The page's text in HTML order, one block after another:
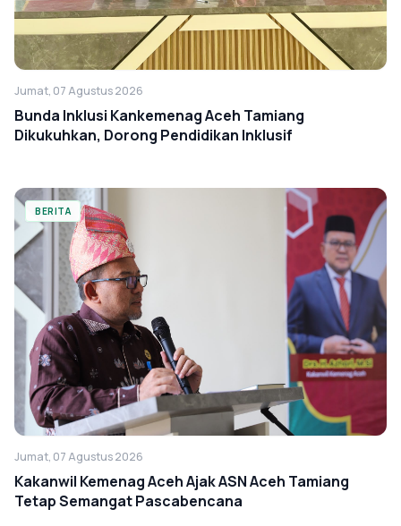
Jumat, 07 Agustus 2026
Bunda Inklusi Kankemenag Aceh Tamiang
Dikukuhkan, Dorong Pendidikan Inklusif
BERITA
Jumat, 07 Agustus 2026
Kakanwil Kemenag Aceh Ajak ASN Aceh Tamiang
Tetap Semangat Pascabencana